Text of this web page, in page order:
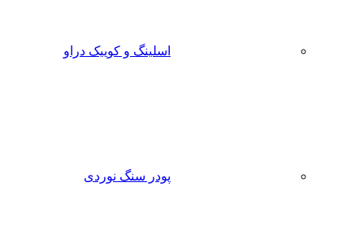
اسلینگ و کوییک دراو
پودر سنگ نوردی